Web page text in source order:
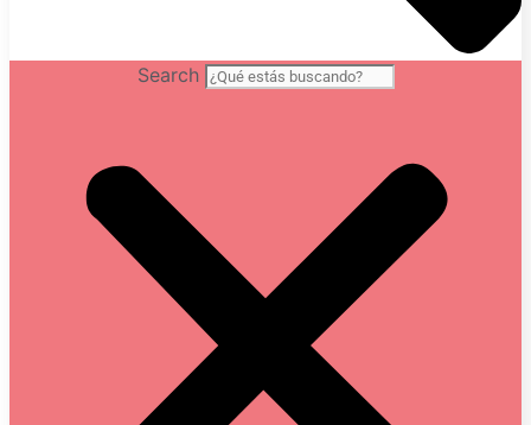
Search